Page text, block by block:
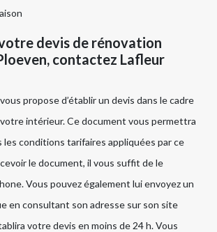
devis de rénovation
contactez Lafleur
propose d’établir un devis dans le cadre
intérieur. Ce document vous permettra
conditions tarifaires appliquées par ce
le document, il vous suffit de le
Vous pouvez également lui envoyez un
en consultant son adresse sur son site
votre devis en moins de 24 h. Vous